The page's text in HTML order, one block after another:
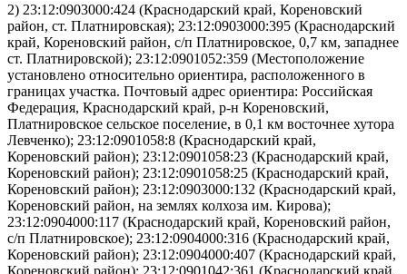
2) 23:12:0903000:424 (Краснодарский край, Кореновский
район, ст. Платнировская); 23:12:0903000:395 (Краснодарский
край, Кореновский район, с/п Платнировское, 0,7 км, западнее
ст. Платнировской); 23:12:0901052:359 (Местоположение
установлено относительно ориентира, расположенного в
границах участка. Почтовый адрес ориентира: Российская
Федерация, Краснодарский край, р-н Кореновский,
Платнировское сельское поселение, в 0,1 км восточнее хутора
Левченко); 23:12:0901058:8 (Краснодарский край,
Кореновский район); 23:12:0901058:23 (Краснодарский край,
Кореновский район); 23:12:0901058:25 (Краснодарский край,
Кореновский район); 23:12:0903000:132 (Краснодарский край,
Кореновский район, на землях колхоза им. Кирова);
23:12:0904000:117 (Краснодарский край, Кореновский район,
с/п Платнировское); 23:12:0904000:316 (Краснодарский край,
Кореновский район); 23:12:0904000:407 (Краснодарский край,
Кореновский район); 23:12:0901042:361 (Краснодарский край,